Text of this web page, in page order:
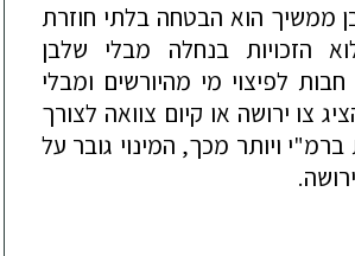
ממשיך הוא הבטחה בלתי חוזרת
הזכויות בנחלה מבלי שלבן
לפיצוי מי מהיורשים ומבלי
צו ירושה או קיום צוואה לצורך
ברמ"י ויותר מכך, המינוי גובר על